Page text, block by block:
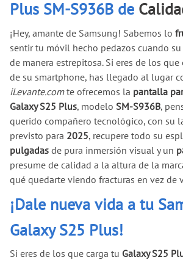
Plus SM-S936B de
¡Hey, amante de Samsung! Sabemos lo
sentir tu móvil hecho pedazos cuando
de manera estrepitosa. Si eres de los
de su smartphone, has llegado al lugar
iLevante.comte ofrecemos la pantalla
Galaxy S25 Plus, modelo SM-S936B,
querido compañero tecnológico, con su
previsto para 2025, recupere todo su
pulgadas de pura inmersión visual y un
presume de calidad a la altura de la
qué quedarte viendo fracturas en vez de
¡Dale nueva vida a tu
Galaxy S25 Plus!
Si eres de los que carga tu Galaxy S25